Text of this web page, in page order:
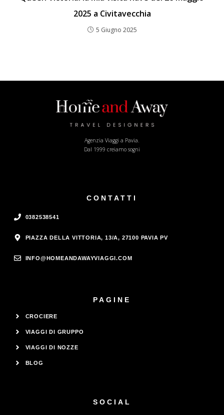
2025 a Civitavecchia
5 Giugno 2025
Agenzia Viaggi a Pavia.
Dal 1999 creiamo sogni
CONTATTI
0382538541
PIAZZA DELLA VITTORIA, 13/A, 27100 PAVIA PV
INFO@HOMEANDAWAYVIAGGI.COM
PAGINE
CROCIERE
VIAGGI DI GRUPPO
VIAGGI DI NOZZE
BLOG
SOCIAL